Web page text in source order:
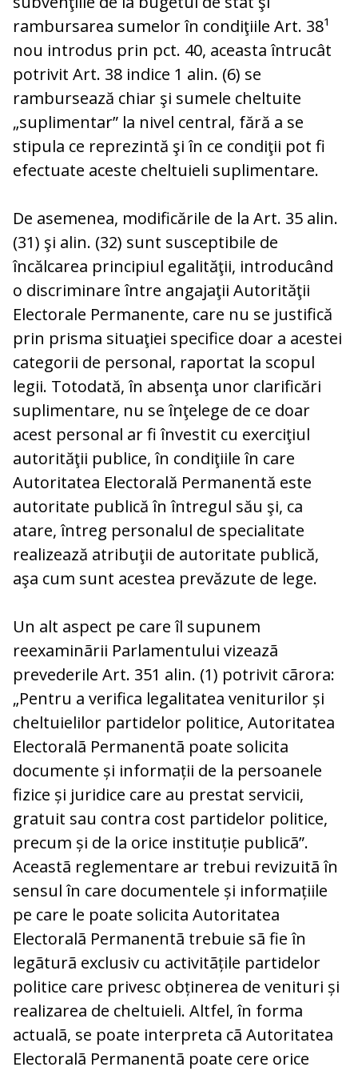
rambursarea sumelor în condiţiile Art. 38¹
nou introdus prin pct. 40, aceasta întrucât
potrivit Art. 38 indice 1 alin. (6) se
rambursează chiar şi sumele cheltuite
„suplimentar” la nivel central, fără a se
stipula ce reprezintă şi în ce condiţii pot fi
efectuate aceste cheltuieli suplimentare.
De asemenea, modificările de la Art. 35 alin.
(31) şi alin. (32) sunt susceptibile de
încălcarea principiul egalităţii, introducând
o discriminare între angajaţii Autorităţii
Electorale Permanente, care nu se justifică
prin prisma situaţiei specifice doar a acestei
categorii de personal, raportat la scopul
legii. Totodată, în absenţa unor clarificări
suplimentare, nu se înţelege de ce doar
acest personal ar fi învestit cu exerciţiul
autorităţii publice, în condiţiile în care
Autoritatea Electorală Permanentă este
autoritate publică în întregul său şi, ca
atare, întreg personalul de specialitate
realizează atribuţii de autoritate publică,
aşa cum sunt acestea prevăzute de lege.
Un alt aspect pe care îl supunem
reexaminãrii Parlamentului vizeazã
prevederile Art. 351 alin. (1) potrivit cãrora:
„Pentru a verifica legalitatea veniturilor și
cheltuielilor partidelor politice, Autoritatea
Electoralã Permanentã poate solicita
documente și informații de la persoanele
fizice și juridice care au prestat servicii,
gratuit sau contra cost partidelor politice,
precum și de la orice instituție publicã”.
Aceastã reglementare ar trebui revizuitã în
sensul în care documentele și informațiile
pe care le poate solicita Autoritatea
Electoralã Permanentã trebuie sã fie în
legãturã exclusiv cu activitãțile partidelor
politice care privesc obținerea de venituri și
realizarea de cheltuieli. Altfel, în forma
actualã, se poate interpreta cã Autoritatea
Electoralã Permanentã poate cere orice